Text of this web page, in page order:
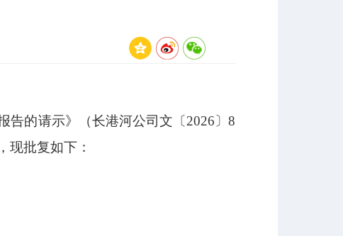
告的请示》（长港河公司文〔 2026 〕8
现批复如下：